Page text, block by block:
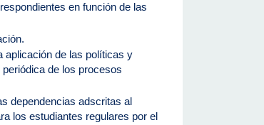
en función de las
aplicación de las políticas y
de los procesos
dependencias adscritas al
los estudiantes regulares por el